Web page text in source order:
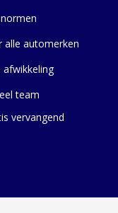
alle automerken
afwikkeling
team
vervangend